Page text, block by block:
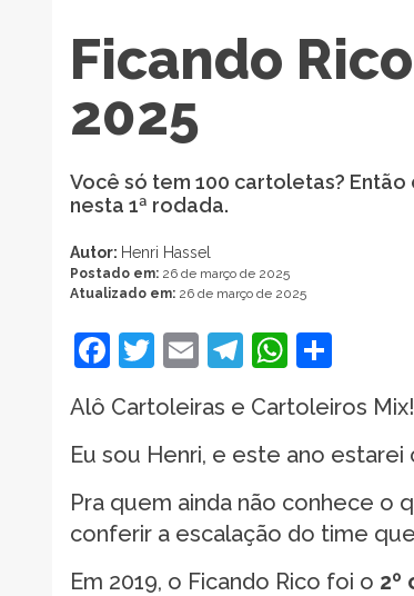
Ficando
2025
Você só tem 100 cartoletas?
nesta 1ª rodada.
Autor: Henri Hassel
Postado em: 26 de março de 2025
Atualizado em: 26 de março de 2025
Facebook
Twitter
EmailTelegram
Alô Cartoleiras e Cartoleiros Mix!
Eu sou Henri, e este ano
Pra quem ainda não conhece o
conferir a escalação do time
Em 2019, o Ficando Rico foi o 2º